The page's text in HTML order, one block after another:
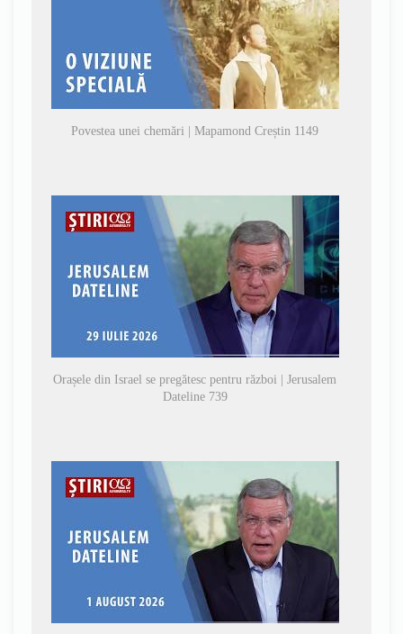
Povestea unei chemări | Mapamond Creștin 1149
Orașele din Israel se pregătesc pentru război | Jerusalem
Dateline 739